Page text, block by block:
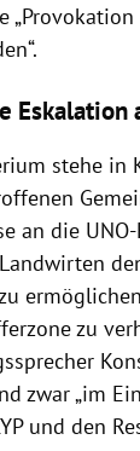
„Provokation
Eskalation
stehe in
an die
zu
zwar „im
und den